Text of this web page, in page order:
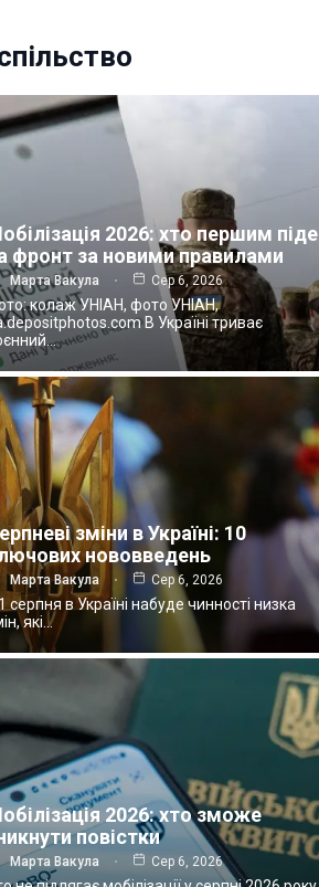
2026: хто першим піде
фронт за новими правилами
Марта Вакула Сер 6, 2026
колаж УНІАН, фото УНІАН,
В Україні триває
зміни в Україні: 10
нововведень
Марта Вакула Сер 6, 2026
серпня в Україні набуде чинності низка
які…
2026: хто зможе
повістки
Марта Вакула Сер 6, 2026